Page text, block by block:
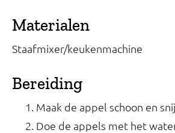
Materialen
Staafmixer/keukenmachine
Bereiding
Maak de appel schoon en
Doe de appels met het